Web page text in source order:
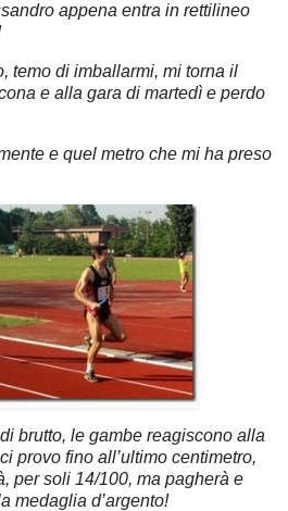
appena entra in rettilineo
temo di imballarmi, mi torna il
e alla gara di martedì e perdo
e quel metro che mi ha preso
brutto, le gambe reagiscono alla
provo fino all’ultimo centimetro,
per soli 14/100, ma pagherà e
medaglia d’argento!